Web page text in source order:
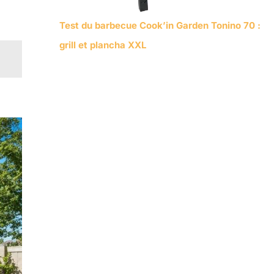
Test du barbecue Cook’in Garden Tonino 70 :
grill et plancha XXL